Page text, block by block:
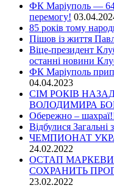
ФК Маріуполь — 64
перемогу!
85 років тому
Пішов із життя
Віце-президент
останні новини
ФК Маріуполь
04.04.2023
СІМ РОКІВ
ВОЛОДИМИРА
Обережно –
Відбулися
ЧЕМПИОНАТ
24.02.2022
ОСТАП
СОХРАНИТЬ
23.02.2022